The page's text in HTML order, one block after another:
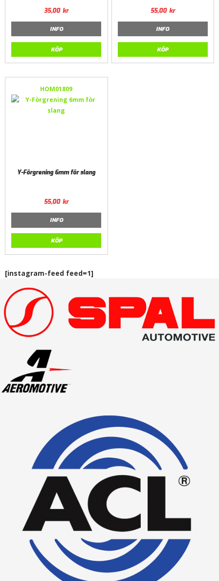
35,00 kr
INFO
KÖP
55,00 kr
INFO
KÖP
HOM01809
Y-Förgrening 6mm för slang
55,00 kr
INFO
KÖP
[instagram-feed feed=1]